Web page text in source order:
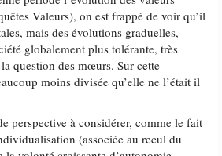
Valeurs), on est frappé de voir qu’il
mais des évolutions graduelles,
globalement plus tolérante, très
question des mœurs. Sur cette
moins divisée qu’elle ne l’était il
perspective à considérer, comme le fait
(associée au recul du